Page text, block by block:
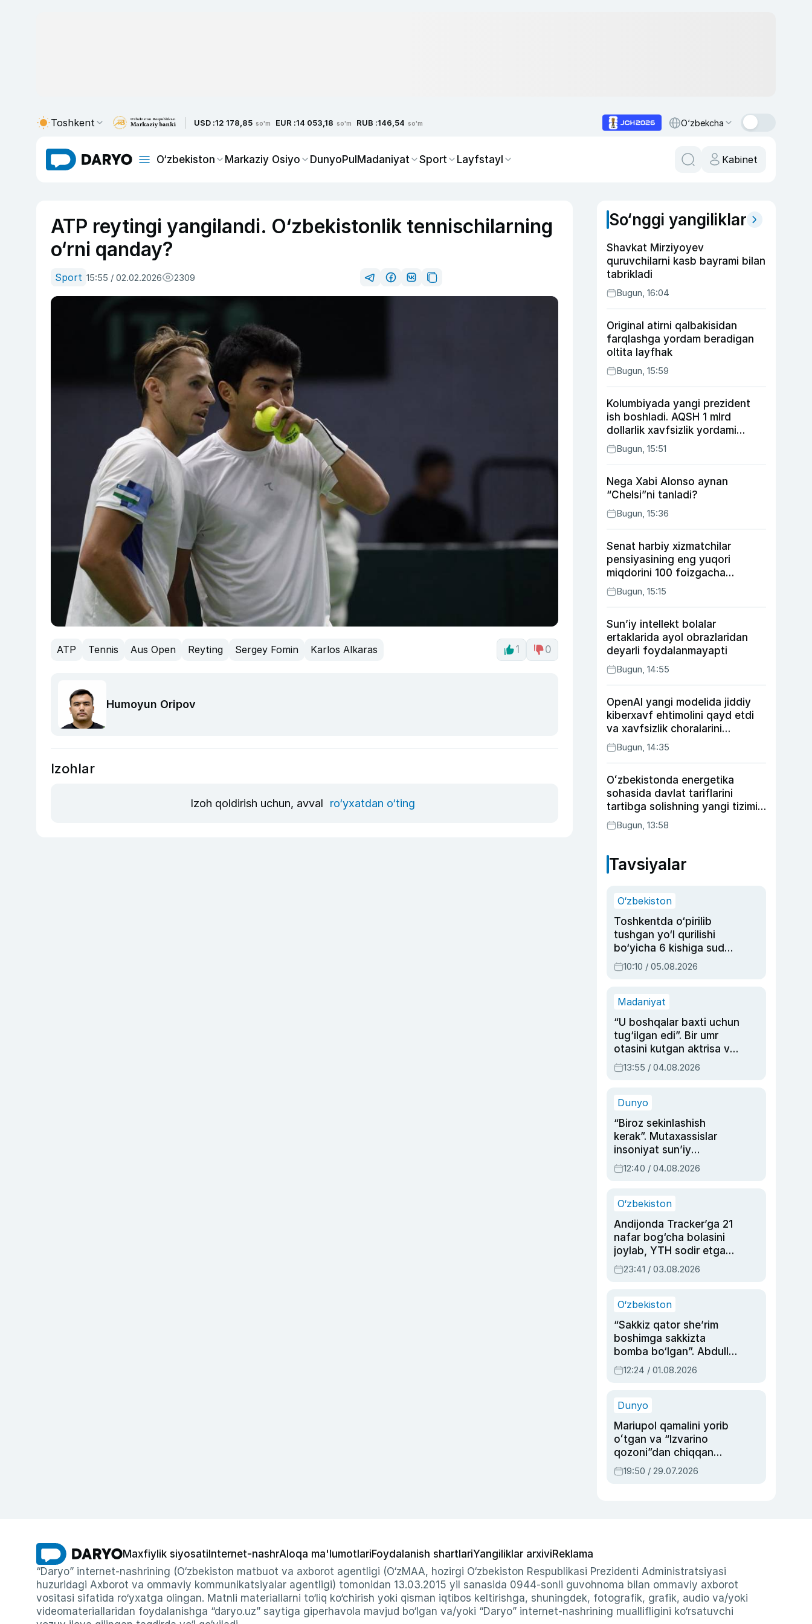
Toshkent USD :12 178,85 so'm EUR :14 053,18 so'm RUB :146,54 so'm O‘zbekcha
O‘zbekiston Markaziy Osiyo DunyoPulMadaniyat Sport Layfstayl Kabinet
ATP reytingi yangilandi. O‘zbekistonlik tennischilarning
o‘rni qanday?
Sport 15:55 / 02.02.2026 2309
ATP Tennis Aus Open Reyting Sergey Fomin Karlos Alkaras 1 0
Humoyun Oripov
Izohlar
Izoh qoldirish uchun, avval ro‘yxatdan o‘ting
So‘nggi yangiliklar
Shavkat Mirziyoyev
quruvchilarni kasb bayrami bilan
tabrikladi
Bugun, 16:04
Original atirni qalbakisidan
farqlashga yordam beradigan
oltita layfhak
Bugun, 15:59
Kolumbiyada yangi prezident
ish boshladi. AQSH 1 mlrd
dollarlik xavfsizlik yordami
bermoqchi
Bugun, 15:51
Nega Xabi Alonso aynan
“Chelsi”ni tanladi?
Bugun, 15:36
Senat harbiy xizmatchilar
pensiyasining eng yuqori
miqdorini 100 foizgacha
oshirishni nazarda tutuvchi
qonunni ma’qulladi
Bugun, 15:15
Sun’iy intellekt bolalar
ertaklarida ayol obrazlaridan
deyarli foydalanmayapti
Bugun, 14:55
OpenAI yangi modelida jiddiy
kiberxavf ehtimolini qayd etdi
va xavfsizlik choralarini
kuchaytirdi
Bugun, 14:35
Oʻzbekistonda energetika
sohasida davlat tariflarini
tartibga solishning yangi tizimi
joriy etildi
Bugun, 13:58
Tavsiyalar
O‘zbekiston
Toshkentda o‘pirilib
tushgan yo‘l qurilishi
bo‘yicha 6 kishiga sud
hukmi o‘qildi
10:10 / 05.08.2026
Madaniyat
“U boshqalar baxti uchun
tug‘ilgan edi”. Bir umr
otasini kutgan aktrisa va
dublyaj ustasi Rimma
Ahmedovaning
13:55 / 04.08.2026
Dunyo
“Biroz sekinlashish
kerak”. Mutaxassislar
insoniyat sun’iy
intellektni boshqara
olmay qolishidan xavotir
12:40 / 04.08.2026
O‘zbekiston
Andijonda Tracker’ga 21
nafar bog‘cha bolasini
joylab, YTH sodir etgan
ayolga sud hukmi o‘qildi
23:41 / 03.08.2026
O‘zbekiston
“Sakkiz qator she’rim
boshimga sakkizta
bomba bo‘lgan”. Abdulla
Oripovni siyosiy
ayblovlardan asrab
12:24 / 01.08.2026
Dunyo
Mariupol qamalini yorib
oʻtgan va “Izvarino
qozoni”dan chiqqan
qahramon — Ukraina
armiyasi bosh
19:50 / 29.07.2026
Maxfiylik siyosati Internet-nashrAloqa ma'lumotlariFoydalanish shartlariYangiliklar arxiviReklama
“Daryo” internet-nashrining (O‘zbekiston matbuot va axborot agentligi (O‘zMAA, hozirgi O‘zbekiston Respublikasi Prezidenti Administratsiyasi
huzuridagi Axborot va ommaviy kommunikatsiyalar agentligi) tomonidan 13.03.2015 yil sanasida 0944-sonli guvohnoma bilan ommaviy axborot
vositasi sifatida ro‘yxatga olingan. Matnli materiallarni to‘liq ko‘chirish yoki qisman iqtibos keltirishga, shuningdek, fotografik, grafik, audio va/yoki
videomateriallaridan foydalanishga “daryo.uz” saytiga giperhavola mavjud bo‘lgan va/yoki “Daryo” internet-nashrining muallifligini ko‘rsatuvchi